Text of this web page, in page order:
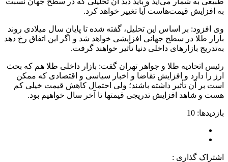
به افزایش قیمت‌هاست آیا تغییر خواهد کرد.
وی افزود: بر اساس این تحلیل، گفته شده تا پایان سال میلادی روند
بازار طلا در سطح جهانی افزایشی خواهد شد و اگر این اتفاق رخ دهد
به‌تدریج بازارهای داخلی دنیا تأثیر خواهند گرفت.
رئیس اتحادیه طلا و جواهر تهران گفت: بازار داخلی طلا هم که بحث
ارز را دارد و افزایش تقاضا و اخبار سیاسی و اقتصادی که ممکن
است بر آن تأثیر داشته باشند؛ ولی احتمال کاهش قیمت خیلی کم
هست و شاهد افزایش تدریجی قیمتها تا آخر سال خواهیم بود.
بازدیدها: 10
اشتراک گذاری :